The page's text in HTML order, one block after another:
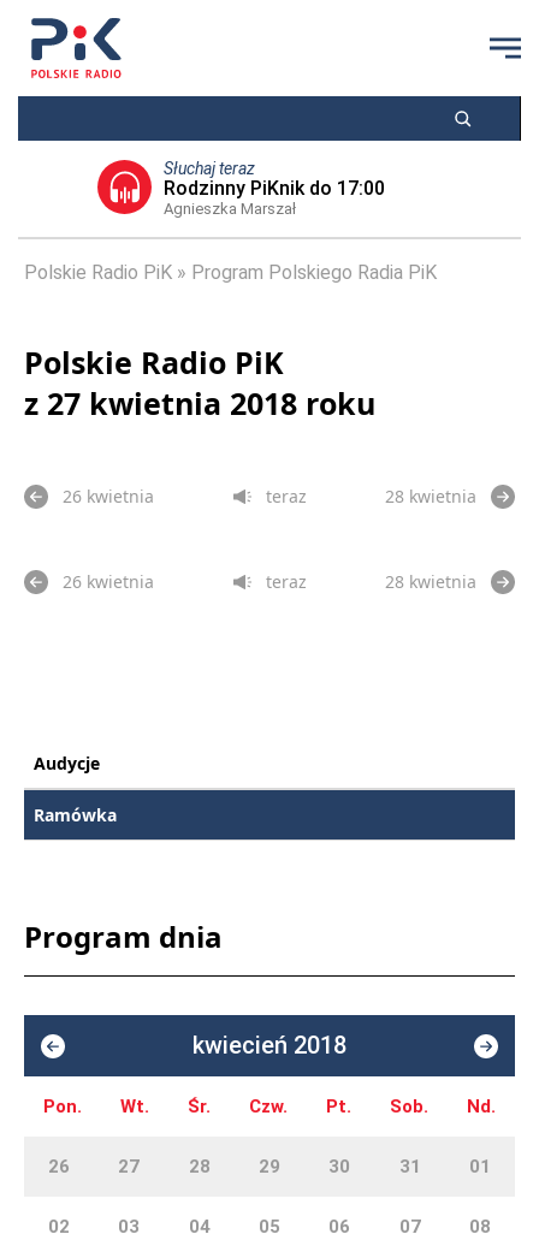
Słuchaj teraz
Rodzinny PiKnik do 17:00
Agnieszka Marszał
Polskie Radio PiK Program Polskiego Radia PiK
Polskie Radio PiK
z 27 kwietnia 2018 roku
26 kwietnia teraz 28 kwietnia
26 kwietnia teraz 28 kwietnia
Audycje
Ramówka
Program dnia
kwiecień 2018
Pon. Wt. Śr. Czw. Pt. Sob. Nd.
26 27 28 29 30 31 01
02 03 04 05 06 07 08